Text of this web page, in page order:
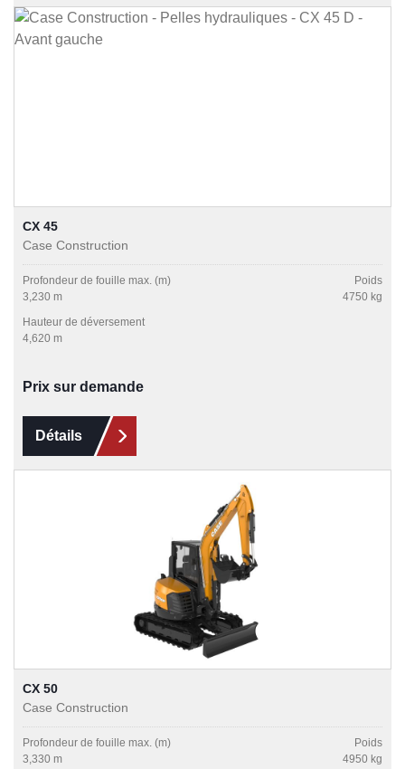
CX 45
Case Construction
Profondeur de fouille max. (m)
3,230 m
Poids
4750 kg
Hauteur de déversement
4,620 m
Prix sur demande
Détails
CX 50
Case Construction
Profondeur de fouille max. (m)
3,330 m
Poids
4950 kg